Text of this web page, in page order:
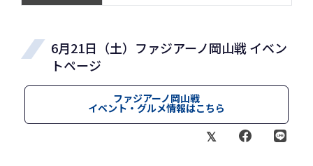
6月21日（土）ファジアーノ岡山戦 イベン
トページ
ファジアーノ岡山戦
イベント・グルメ情報はこちら